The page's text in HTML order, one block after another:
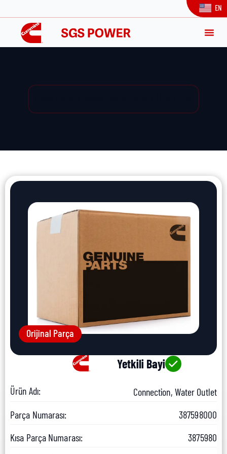
EN
Orijinal Parça
Yetkili Bayi
Ürün Adı:
Connection, Water Outlet
Parça Numarası:
387598000
Kısa Parça Numarası:
3875980